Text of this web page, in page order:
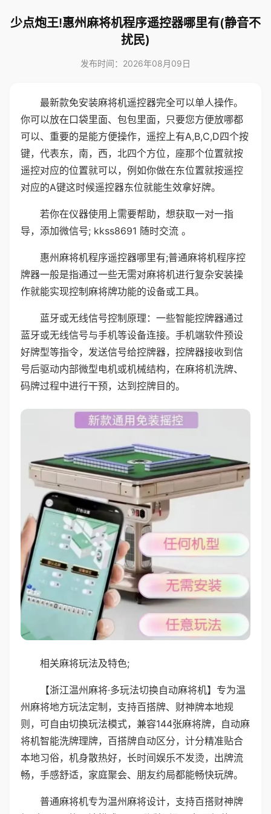
少点炮王!惠州麻将机程序遥控器哪里有(静音不
扰民)
发布时间：2026年08月09日
最新款免安装麻将机遥控器完全可以单人操作。
你可以放在口袋里面、包包里面，只要您方便放哪都
可以、重要的是能方便操作，遥控上有A,B,C,D四个按
键，代表东，南，西，北四个方位，座那个位置就按
遥控对应的位置就可以，例如你做在东位置就按遥控
对应的A键这时候遥控器东位就能生效拿好牌。
若你在仪器使用上需要帮助，想获取一对一指
导，添加微信号; kkss8691 随时交流 。
惠州麻将机程序遥控器哪里有;普通麻将机程序控
牌器一般是指通过一些无需对麻将机进行复杂安装操
作就能实现控制麻将牌功能的设备或工具。
蓝牙或无线信号控制原理：一些智能控牌器通过
蓝牙或无线信号与手机等设备连接。手机端软件预设
好牌型等指令，发送信号给控牌器，控牌器接收到信
号后驱动内部微型电机或机械结构，在麻将机洗牌、
码牌过程中进行干预，达到控牌目的。
相关麻将玩法及特色;
【浙江温州麻将·多玩法切换自动麻将机】专为温
州麻将地方玩法定制，支持百搭牌、财神牌本地规
则，可自由切换玩法模式，兼容144张麻将牌，自动麻
将机智能洗牌理牌，百搭牌自动区分，计分精准贴合
本地习俗，机身散热好，长时间娱乐不发烫，出牌流
畅，手感舒适，家庭聚会、朋友约局都能畅快玩牌。
普通麻将机专为温州麻将设计，支持百搭财神牌